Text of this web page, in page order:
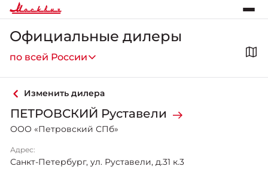
Официальные дилеры
по всей России
Изменить дилера
ПЕТРОВСКИЙ Руставели
ООО «Петровский СПб»
Адрес:
Санкт-Петербург, ул. Руставели, д.31 к.3